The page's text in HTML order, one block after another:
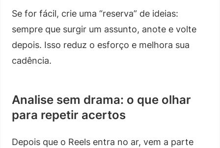
Se for fácil, crie uma “reserva” de ideias:
sempre que surgir um assunto, anote e volte
depois. Isso reduz o esforço e melhora sua
cadência.
Analise sem drama: o que olhar
para repetir acertos
Depois que o Reels entra no ar, vem a parte